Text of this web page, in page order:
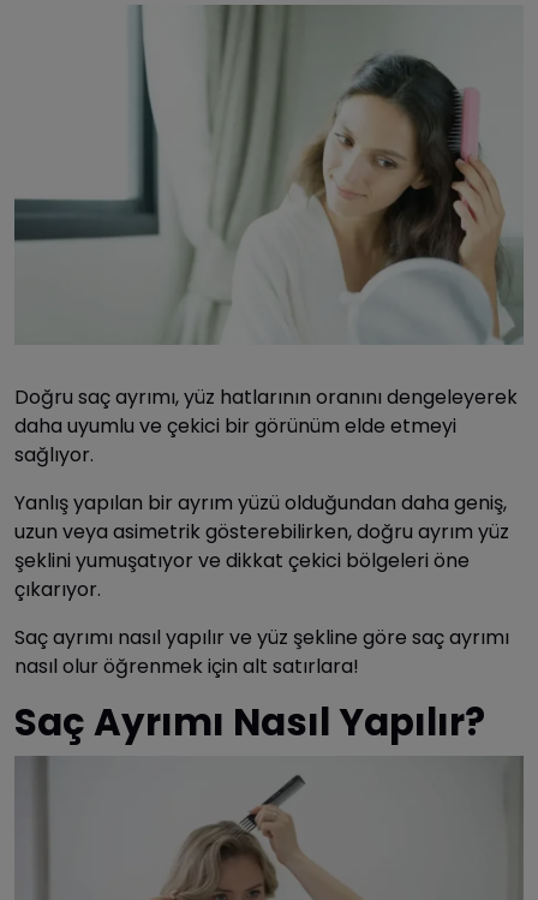
Doğru saç ayrımı, yüz hatlarının oranını dengeleyerek
daha uyumlu ve çekici bir görünüm elde etmeyi
sağlıyor.
Yanlış yapılan bir ayrım yüzü olduğundan daha geniş,
uzun veya asimetrik gösterebilirken, doğru ayrım yüz
şeklini yumuşatıyor ve dikkat çekici bölgeleri öne
çıkarıyor.
Saç ayrımı nasıl yapılır ve yüz şekline göre saç ayrımı
nasıl olur öğrenmek için alt satırlara!
Saç Ayrımı Nasıl Yapılır?